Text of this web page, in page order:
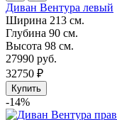
Диван Вентура левый
Ширина 213 см.
Глубина 90 см.
Высота 98 см.
27990 руб.
32750 ₽
Купить
-14%